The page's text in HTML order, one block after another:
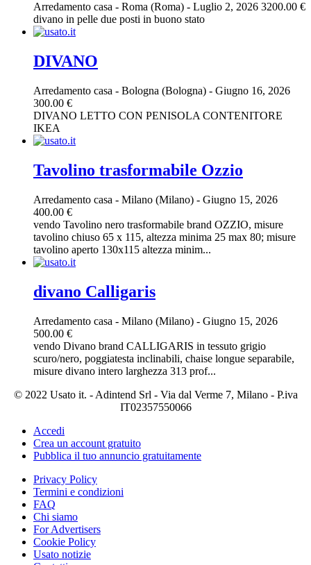
Arredamento casa - Roma (Roma) - Luglio 2, 2026 3200.00 €
divano in pelle due posti in buono stato
DIVANO
Arredamento casa - Bologna (Bologna) - Giugno 16, 2026
300.00 €
DIVANO LETTO CON PENISOLA CONTENITORE
IKEA
Tavolino trasformabile Ozzio
Arredamento casa - Milano (Milano) - Giugno 15, 2026
400.00 €
vendo Tavolino nero trasformabile brand OZZIO, misure
tavolino chiuso 65 x 115, altezza minima 25 max 80; misure
tavolino aperto 130x115 altezza minim...
divano Calligaris
Arredamento casa - Milano (Milano) - Giugno 15, 2026
500.00 €
vendo Divano brand CALLIGARIS in tessuto grigio
scuro/nero, poggiatesta inclinabili, chaise longue separabile,
misure divano intero larghezza 313 prof...
© 2022 Usato it. - Adintend Srl - Via dal Verme 7, Milano - P.iva
IT02357550066
Accedi
Crea un account gratuito
Pubblica il tuo annuncio gratuitamente
Privacy Policy
Termini e condizioni
FAQ
Chi siamo
For Advertisers
Cookie Policy
Usato notizie